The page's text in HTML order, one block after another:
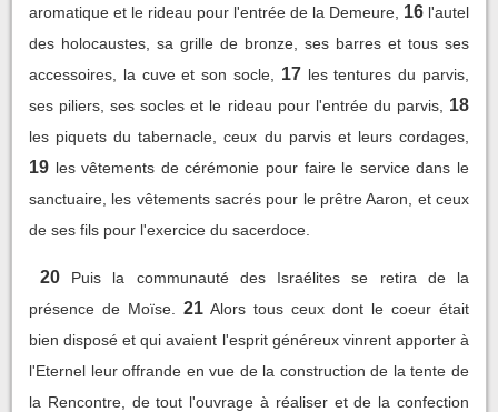
aromatique et le rideau pour l'entrée de la Demeure, 16 l'autel
des holocaustes, sa grille de bronze, ses barres et tous ses
accessoires, la cuve et son socle,
17 les tentures du parvis,
ses piliers, ses socles et le rideau pour l'entrée du parvis,
18
les piquets du tabernacle, ceux du parvis et leurs cordages,
19 les vêtements de cérémonie pour faire le service dans le
sanctuaire, les vêtements sacrés pour le prêtre Aaron, et ceux
de ses fils pour l'exercice du sacerdoce.
20
Puis la communauté des Israélites se retira de la
présence de Moïse.
21 Alors tous ceux dont le coeur était
bien disposé et qui avaient l'esprit généreux vinrent apporter à
l'Eternel leur offrande en vue de la construction de la tente de
la Rencontre, de tout l'ouvrage à réaliser et de la confection